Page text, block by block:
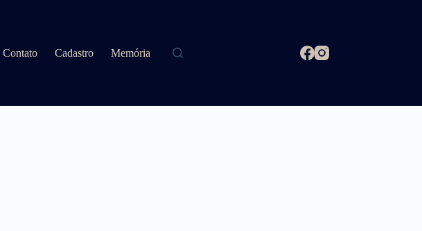
Contato Cadastro Memória